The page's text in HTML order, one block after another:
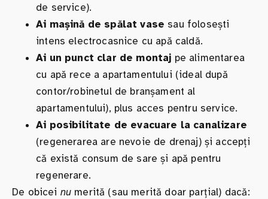
de service).
Ai mașină de spălat vase sau folosești
intens electrocasnice cu apă caldă.
Ai un punct clar de montaj pe alimentarea
cu apă rece a apartamentului (ideal după
contor/robinetul de branșament al
apartamentului), plus acces pentru service.
Ai posibilitate de evacuare la canalizare
(regenerarea are nevoie de drenaj) și accepți
că există consum de sare și apă pentru
regenerare.
De obicei nu merită (sau merită doar parțial) dacă: